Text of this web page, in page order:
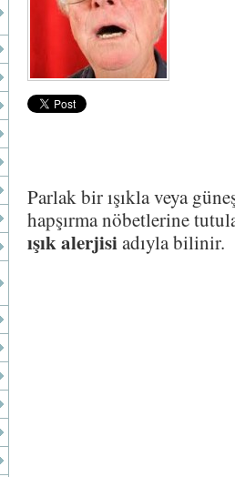
Parlak bir ışıkla veya
hapşırma nöbetlerine
ışık alerjisiadıyla bilinir.